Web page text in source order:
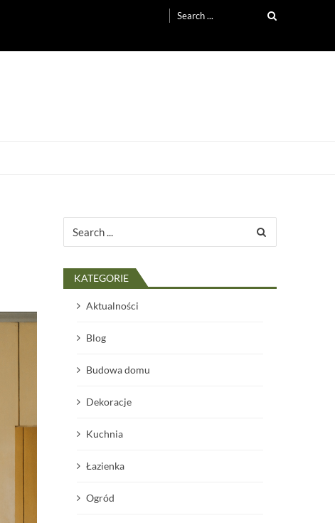
for:
for:
KATEGORIE
Aktualności
Blog
Budowa domu
Dekoracje
Kuchnia
Łazienka
Ogród